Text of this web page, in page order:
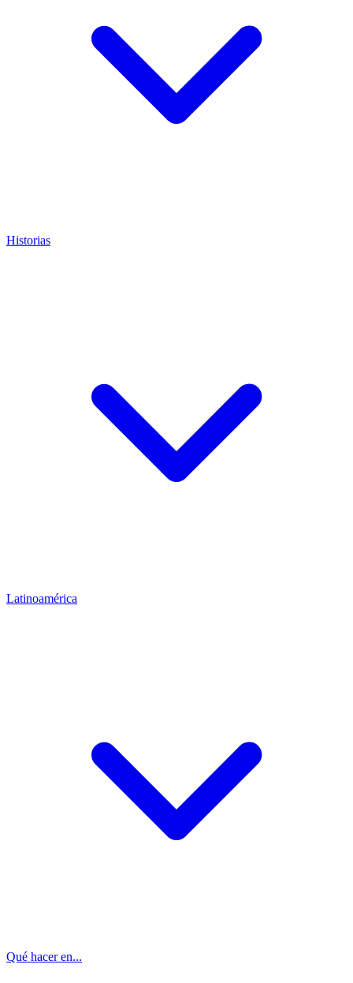
Historias
Latinoamérica
Qué hacer en...